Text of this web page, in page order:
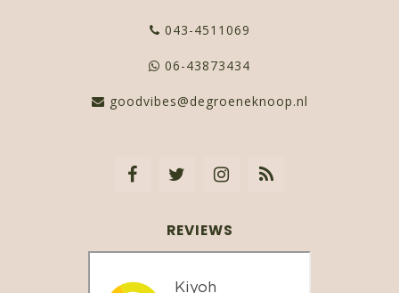
043-4511069
06-43873434
goodvibes@degroeneknoop.nl
REVIEWS